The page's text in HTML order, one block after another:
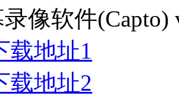
像软件
载地址1
载地址2